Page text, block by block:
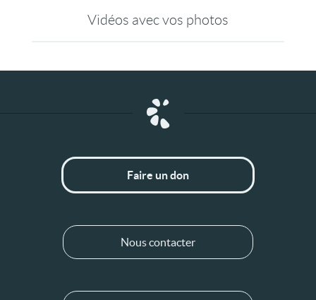
Vidéos avec vos photos
Faire un don
Nous contacter